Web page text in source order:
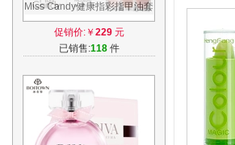
Miss Candy健康指彩指甲油套
装无毒可剥撕拉持久同色系美
甲7ml*3
促销价:￥ 229元
已销售:118件